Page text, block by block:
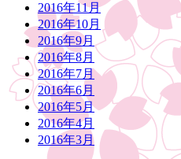
2016年11月
2016年10月
2016年9月
2016年8月
2016年7月
2016年6月
2016年5月
2016年4月
2016年3月